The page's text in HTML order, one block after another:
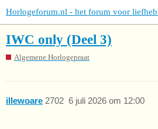
Horlogeforum.nl - het forum voor
IWC only (Deel 3)
Algemene Horlogepraat
illewoare 6 juli 2026 om 12:00
2702